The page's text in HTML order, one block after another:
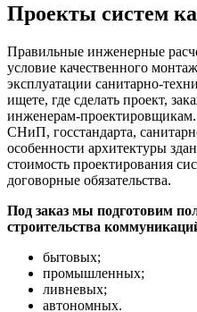
Проекты систем
Правильные инженерные
условие качественного
эксплуатации санитарно-
ищете, где сделать проект,
инженерам-
СНиП, госстандарта,
особенности архитектуры
стоимость проектирования
договорные обязательства.
Под заказ мы подготовим
строительства
бытовых;
промышленных;
ливневых;
автономных.